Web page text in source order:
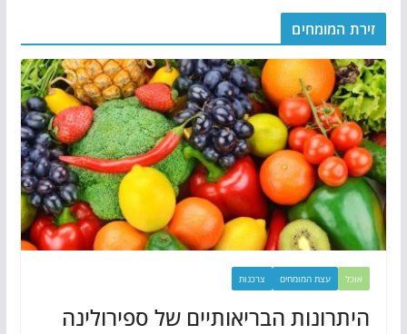
זירת המומחים
אוכל עצת המומחים צרכנות
היתרונות הבריאותיים של ספירולינה